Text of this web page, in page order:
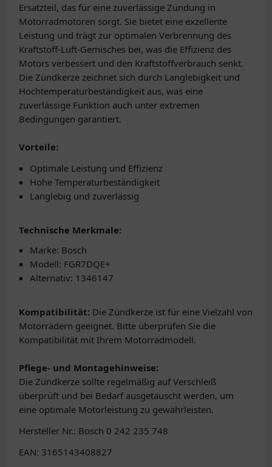
Ersatzteil, das für eine zuverlässige Zündung in
Motorradmotoren sorgt. Sie bietet eine exzellente
Leistung und trägt zur optimalen Verbrennung des
Kraftstoff-Luft-Gemisches bei, was die Effizienz des
Motors verbessert und den Kraftstoffverbrauch senkt.
Die Zündkerze zeichnet sich durch Langlebigkeit und
Hochtemperaturbeständigkeit aus, was eine
zuverlässige Funktion auch unter extremen
Bedingungen garantiert.
Vorteile:
Optimale Leistung und Effizienz
Hohe Temperaturbeständigkeit
Langlebig und zuverlässig
Technische Merkmale:
Marke: Bosch
Modell: FGR7DQE+
Alternativ: 1346147
Kompatibilität: Die Zündkerze ist für eine Vielzahl von
Motorrädern geeignet. Bitte überprüfen Sie die
Kompatibilität mit Ihrem Motorradmodell.
Pflege- und Montagehinweise:
Die Zündkerze sollte regelmäßig auf Verschleiß
überprüft und bei Bedarf ausgetauscht werden, um
eine optimale Motorleistung zu gewährleisten.
Hersteller Nr.: Bosch 0 242 235 748
EAN: 3165143408827